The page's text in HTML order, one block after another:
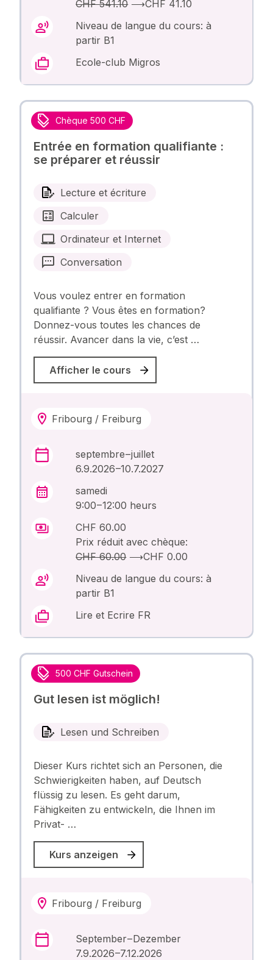
CHF 541.10⟶CHF 41.10
Niveau de langue du cours: à
partir B1
Ecole-club Migros
Chèque 500 CHF
Entrée en formation qualifiante :
se préparer et réussir
Lecture et écriture
Calculer
Ordinateur et Internet
Conversation
Vous voulez entrer en formation
qualifiante ? Vous êtes en formation?
Donnez-vous toutes les chances de
réussir. Avancer dans la vie, c’est …
Afficher le cours
Fribourg / Freiburg
septembre – juillet
6.9.2026 –10.7.2027
samedi
9:00 – 12:00 heurs
CHF 60.00
Prix réduit avec chèque:
CHF 60.00⟶CHF 0.00
Niveau de langue du cours: à
partir B1
Lire et Ecrire FR
500 CHF Gutschein
Gut lesen ist möglich!
Lesen und Schreiben
Dieser Kurs richtet sich an Personen, die
Schwierigkeiten haben, auf Deutsch
flüssig zu lesen. Es geht darum,
Fähigkeiten zu entwickeln, die Ihnen im
Privat- …
Kurs anzeigen
Fribourg / Freiburg
September – Dezember
7.9.2026 –7.12.2026